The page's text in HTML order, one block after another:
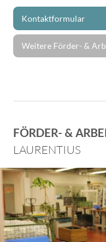
Kontaktformular
Weitere Förder- &
FÖRDER- &
LAURENTIUS